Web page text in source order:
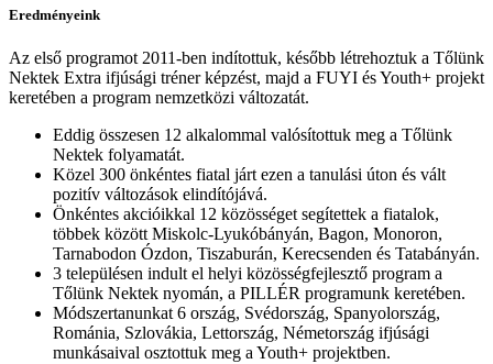
Eredményeink
Az első programot 2011-ben indítottuk, később létrehoztuk a Tőlünk
Nektek Extra ifjúsági tréner képzést, majd a FUYI és Youth+ projekt
keretében a program nemzetközi változatát.
Eddig összesen 12 alkalommal valósítottuk meg a Tőlünk
Nektek folyamatát.
Közel 300 önkéntes fiatal járt ezen a tanulási úton és vált
pozitív változások elindítójává.
Önkéntes akcióikkal 12 közösséget segítettek a fiatalok,
többek között Miskolc-Lyukóbányán, Bagon, Monoron,
Tarnabodon Ózdon, Tiszaburán, Kerecsenden és Tatabányán.
3 településen indult el helyi közösségfejlesztő program a
Tőlünk Nektek nyomán, a PILLÉR programunk keretében.
Módszertanunkat 6 ország, Svédország, Spanyolország,
Románia, Szlovákia, Lettország, Németország ifjúsági
munkásaival osztottuk meg a Youth+ projektben.